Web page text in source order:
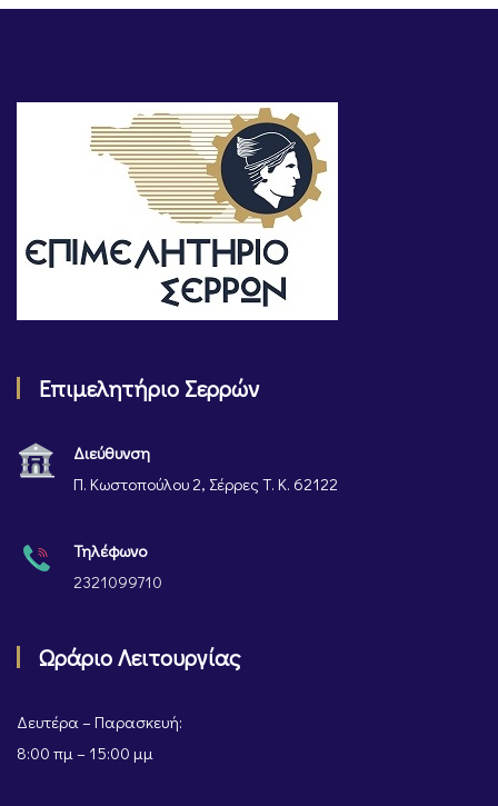
Επιμελητήριο Σερρών
Διεύθυνση
Π. Κωστοπούλου 2, Σέρρες Τ. Κ. 62122
Τηλέφωνο
2321099710
Ωράριο Λειτουργίας
Δευτέρα – Παρασκευή:
8:00 πμ – 15:00 μμ